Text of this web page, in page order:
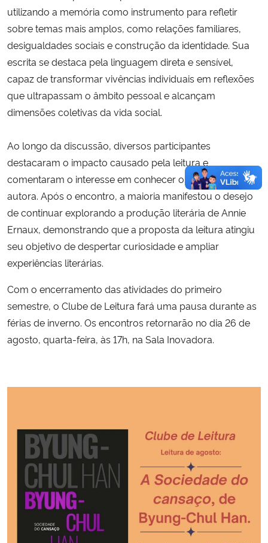
utilizando a memória como instrumento para refletir
sobre temas mais amplos, como relações familiares,
desigualdades sociais e construção da identidade. Sua
escrita se destaca pela linguagem direta e sensível,
capaz de transformar vivências individuais em reflexões
que ultrapassam o âmbito pessoal e alcançam
dimensões coletivas da vida social.
Ao longo da discussão, diversos participantes
destacaram o impacto causado pela leitura e
comentaram o interesse em conhecer outras obras da
autora. Após o encontro, a maioria manifestou o desejo
de continuar explorando a produção literária de Annie
Ernaux, demonstrando que a proposta da leitura atingiu
seu objetivo de despertar curiosidade e ampliar
experiências literárias.
Com o encerramento das atividades do primeiro
semestre, o Clube de Leitura fará uma pausa durante as
férias de inverno. Os encontros retornarão no dia 26 de
agosto, quarta-feira, às 17h, na Sala Inovadora.